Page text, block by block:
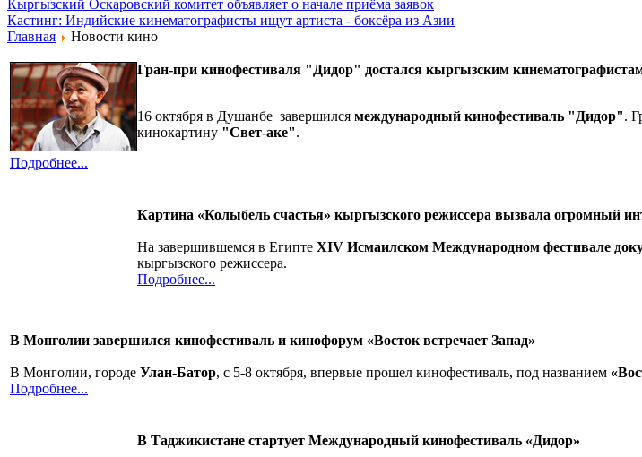
Кыргызский Оскаровский комитет объявляет о начале приёма заявок
Кастинг: Индийские кинематографисты ищут артиста - боксёра из Азии
Главная
Новости кино
Гран-при кинофестиваля "Дидор" достался кыргызским
16 октября в Душанбе завершился международный кинофестиваль "Дидор".
кинокартину "Свет-аке".
Подробнее...
Картина «Колыбель счастья» кыргызского режиссера вызвала огромный
На завершившемся в Египте XIV Исмаилском Международном фестивале
кыргызского режиссера.
Подробнее...
В Монголии завершился кинофестиваль и кинофорум «Восток встречает Запад»
В Монголии, городе Улан-Батор, с 5-8 октября, впервые прошел кинофестиваль, под названием
Подробнее...
В Таджикистане стартует Международный кинофестиваль «Дидор»